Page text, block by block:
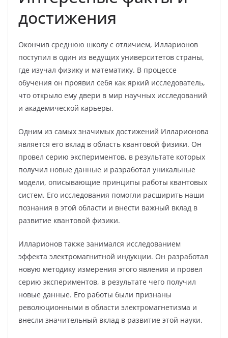
достижения
Окончив среднюю школу с отличием, Илларионов
поступил в один из ведущих университетов страны,
где изучал физику и математику. В процессе
обучения он проявил себя как яркий исследователь,
что открыло ему двери в мир научных исследований
и академической карьеры.
Одним из самых значимых достижений Илларионова
является его вклад в область квантовой физики. Он
провел серию экспериментов, в результате которых
получил новые данные и разработал уникальные
модели, описывающие принципы работы квантовых
систем. Его исследования помогли расширить наши
познания в этой области и внести важный вклад в
развитие квантовой физики.
Илларионов также занимался исследованием
эффекта электромагнитной индукции. Он разработал
новую методику измерения этого явления и провел
серию экспериментов, в результате чего получил
новые данные. Его работы были признаны
революционными в области электромагнетизма и
внесли значительный вклад в развитие этой науки.